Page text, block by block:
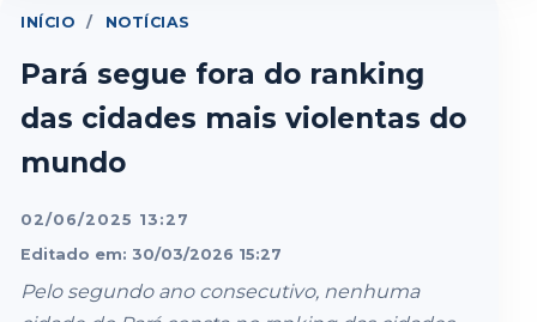
INÍCIO / NOTÍCIAS
Pará segue fora do ranking
das cidades mais violentas do
mundo
02/06/2025 13:27
Editado em: 30/03/2026 15:27
Pelo segundo ano consecutivo, nenhuma